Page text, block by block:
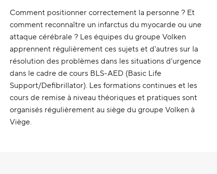
Comment positionner correctement la personne ? Et
comment reconnaître un infarctus du myocarde ou une
attaque cérébrale ? Les équipes du groupe Volken
apprennent régulièrement ces sujets et d'autres sur la
résolution des problèmes dans les situations d'urgence
dans le cadre de cours BLS-AED (Basic Life
Support/Defibrillator). Les formations continues et les
cours de remise à niveau théoriques et pratiques sont
organisés régulièrement au siège du groupe Volken à
Viège.